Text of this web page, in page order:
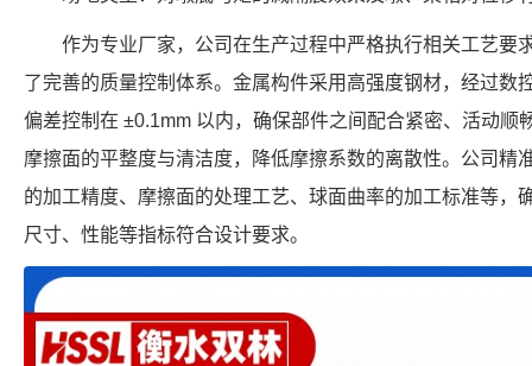
作为专业厂家，公司在生产过程中严格执行相关工艺要
了完善的质量控制体系。金属构件采用高强度钢材，经过数
偏差控制在 ±0.1mm 以内，确保部件之间配合紧密、活动顺
摩擦面的平整度与清洁度，降低摩擦系数的离散性。公司精
的加工精度、摩擦面的处理工艺、球面曲率的加工标准等，
尺寸、性能等指标符合设计要求。